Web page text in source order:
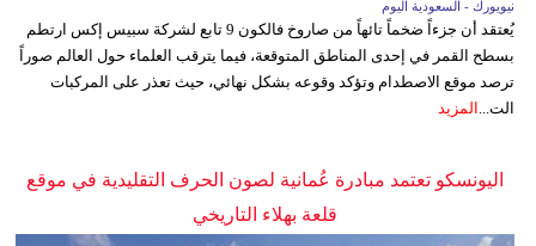
نيويورك - السعودية اليوم
يُعتقد أن جزءاً ضخماً تائهاً من صاروخ فالكون 9 تابع لشركة سبيس إكس ارتطم
بسطح القمر في إحدى المناطق المتوقعة، فيما يترقب العلماء حول العالم صوراً
ترصد موقع الاصطدام وتؤكد وقوعه بشكل نهائي، حيث تعذر على المركبات
الت... المزيد
اليونسكو تعتمد مبادرة عُمانية لصون الحرف التقليدية في موقع
قلعة بهلاء التاريخي